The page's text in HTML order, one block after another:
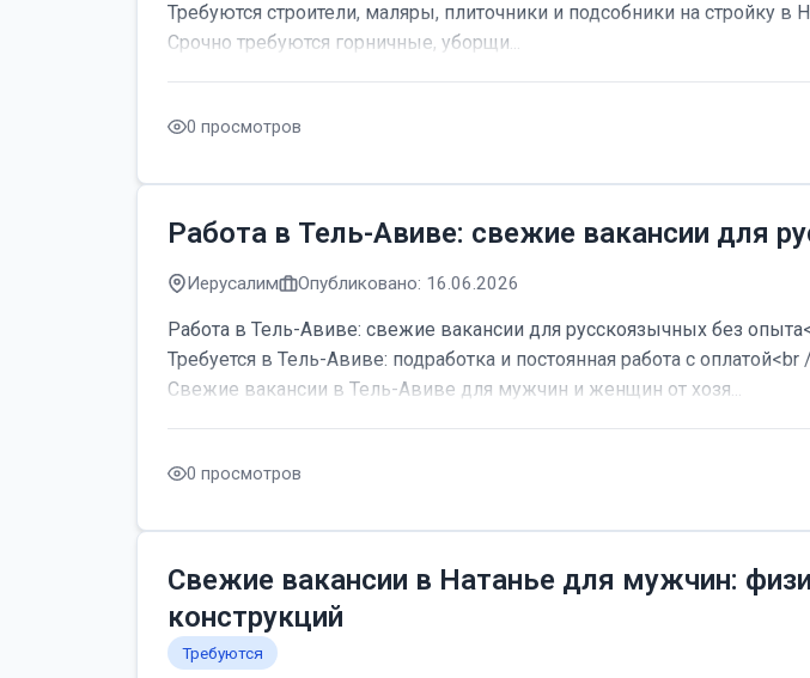
Требуются строители, маляры, плиточники и подсобники на стройку в
Срочно требуются горничные, уборщи...
0 просмотров
Работа в Тель-Авиве: свежие вакансии для
Иерусалим Опубликовано: 16.06.2026
Работа в Тель-Авиве: свежие вакансии для русскоязычных без
Требуется в Тель-Авиве: подработка и постоянная работа с оплатой<br
Свежие вакансии в Тель-Авиве для мужчин и женщин от хозя...
0 просмотров
Свежие вакансии в Натанье для мужчин:
конструкций
Требуются